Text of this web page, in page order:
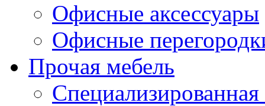
Офисные аксессуары
Офисные
Прочая мебель
Специализированная